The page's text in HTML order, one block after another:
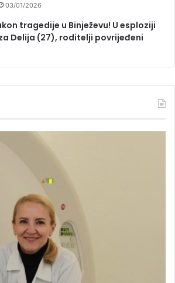
03/01/2026
tragedije u Binježevu! U esploziji
Delija (27), roditelji povrijeđeni